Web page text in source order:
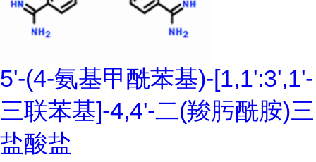
5'-(4-氨基甲酰苯基)-[1,1':3',1'-
三联苯基]-4,4'-二(羧肟酰胺)三
盐酸盐